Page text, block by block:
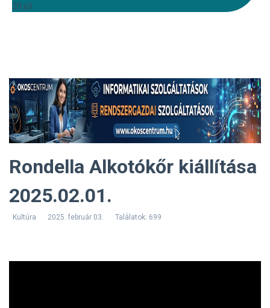
20 júl.
Rondella Alkotókőr kiállítása
2025.02.01.
Kultúra 2025. február 03. Találatok: 699